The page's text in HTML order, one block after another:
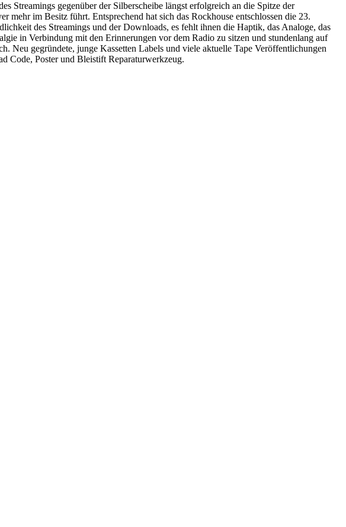
gegenüber der Silberscheibe längst erfolgreich an die Spitze der
mehr im Besitz führt. Entsprechend hat sich das Rockhouse entschlossen die 23.
des Streamings und der Downloads, es fehlt ihnen die Haptik, das Analoge, das
in Verbindung mit den Erinnerungen vor dem Radio zu sitzen und stundenlang auf
Neu gegründete, junge Kassetten Labels und viele aktuelle Tape Veröffentlichungen
Code, Poster und Bleistift Reparaturwerkzeug.